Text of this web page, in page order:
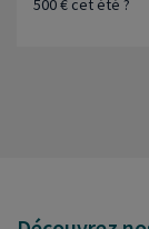
500 € cet été ?